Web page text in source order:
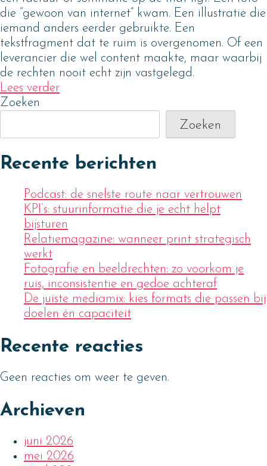
die “gewoon van internet” kwam. Een illustratie die
iemand anders eerder gebruikte. Een
tekstfragment dat te ruim is overgenomen. Of een
leverancier die wel content maakte, maar waarbij
de rechten nooit echt zijn vastgelegd.
Lees verder
Zoeken
Zoeken
Recente berichten
Podcast: de snelste route naar vertrouwen
KPI’s: stuurinformatie die je echt helpt
bijsturen
Relatiemagazine: wanneer print strategisch
werkt
Fotografie en beeldrechten: zo voorkom je
ruis, inconsistentie en gedoe achteraf
De juiste mediamix: kies formats die passen bij
doelen én capaciteit
Recente reacties
Geen reacties om weer te geven.
Archieven
juni 2026
mei 2026